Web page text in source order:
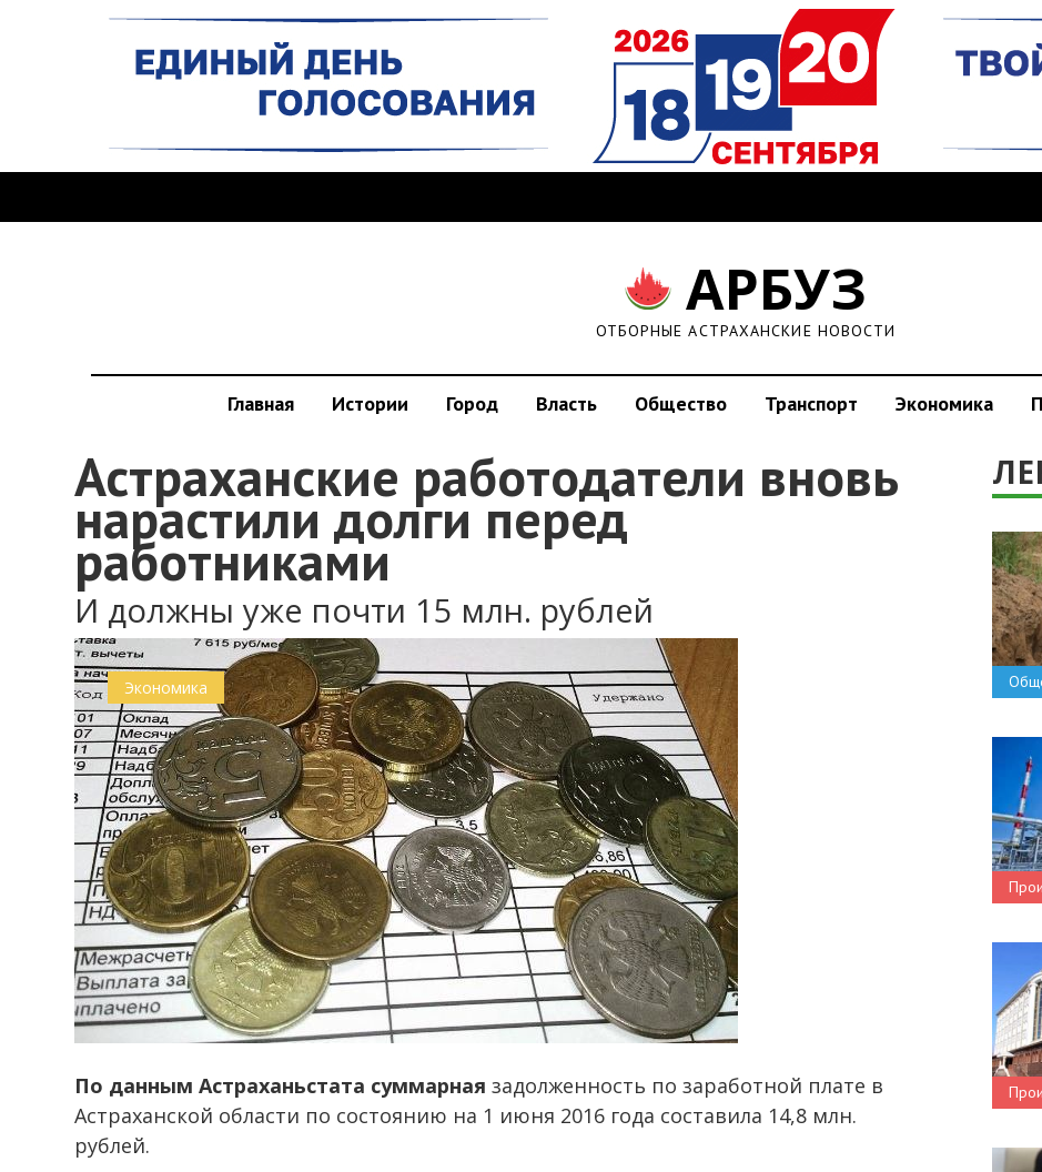
АРБУЗ
ОТБОРНЫЕ АСТРАХАНСКИЕ НОВОСТИ
Главная Истории Город Власть Общество Транспорт Экономика
Астраханские работодатели вновь
нарастили долги перед
работниками
И должны уже почти 15 млн. рублей
0
Экономика
По данным Астраханьстата суммарная задолженность по заработной плате в
Астраханской области по состоянию на 1 июня 2016 года составила 14,8 млн.
рублей.